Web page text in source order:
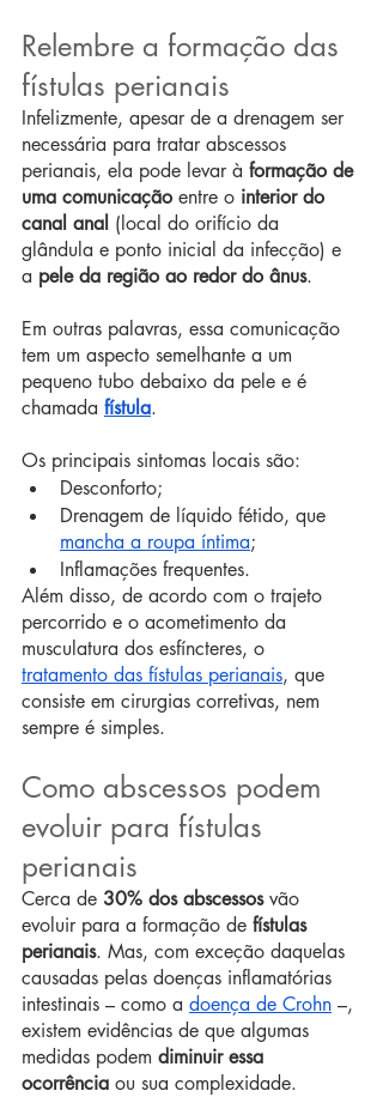
Relembre a formação das
fístulas perianais
Infelizmente, apesar de a drenagem ser
necessária para tratar abscessos
perianais, ela pode levar à formação de
uma comunicação entre o interior do
canal anal (local do orifício da
glândula e ponto inicial da infecção) e
a pele da região ao redor do ânus.
Em outras palavras, essa comunicação
tem um aspecto semelhante a um
pequeno tubo debaixo da pele e é
chamada fístula.
Os principais sintomas locais são:
Desconforto;
Drenagem de líquido fétido, que
mancha a roupa íntima;
Inflamações frequentes.
Além disso, de acordo com o trajeto
percorrido e o acometimento da
musculatura dos esfíncteres, o
tratamento das fístulas perianais, que
consiste em cirurgias corretivas, nem
sempre é simples.
Como abscessos podem
evoluir para fístulas
perianais
Cerca de 30% dos abscessos vão
evoluir para a formação de fístulas
perianais. Mas, com exceção daquelas
causadas pelas doenças inflamatórias
intestinais – como a doença de Crohn –,
existem evidências de que algumas
medidas podem diminuir essa
ocorrência ou sua complexidade.